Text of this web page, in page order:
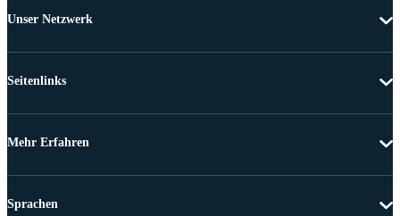
Unser Netzwerk
Seitenlinks
Mehr Erfahren
Sprachen